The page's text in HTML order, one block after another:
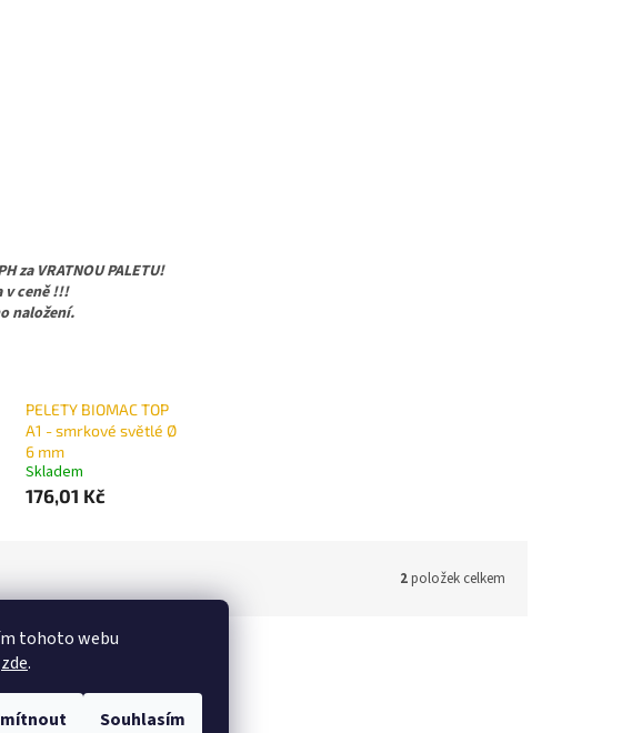
tohoto webu
zde.
Souhlasím
za VRATNOU PALETU!
v ceně !!!
naložení.
PELETY BIOMAC TOP
A1 - smrkové světlé Ø
6 mm
Skladem
176,01 Kč
2položek celkem